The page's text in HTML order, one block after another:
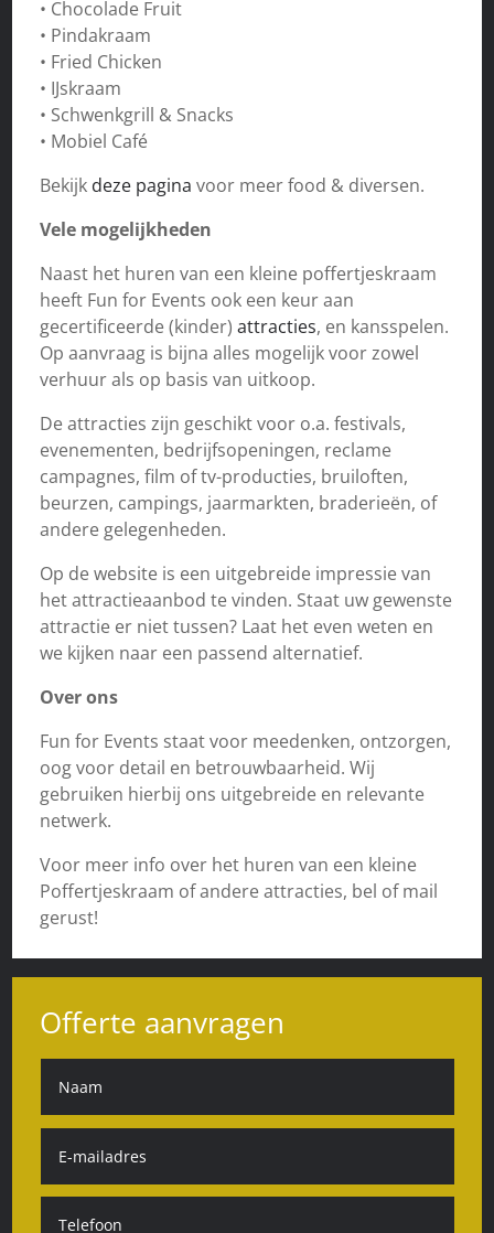
• Chocolade Fruit
• Pindakraam
• Fried Chicken
• IJskraam
• Schwenkgrill & Snacks
• Mobiel Café
Bekijk deze pagina voor meer food & diversen.
Vele mogelijkheden
Naast het huren van een kleine poffertjeskraam
heeft Fun for Events ook een keur aan
gecertificeerde (kinder)attracties, en kansspelen.
Op aanvraag is bijna alles mogelijk voor zowel
verhuur als op basis van uitkoop.
De attracties zijn geschikt voor o.a. festivals,
evenementen, bedrijfsopeningen, reclame
campagnes, film of tv-producties, bruiloften,
beurzen, campings, jaarmarkten, braderieën, of
andere gelegenheden.
Op de website is een uitgebreide impressie van
het attractieaanbod te vinden. Staat uw gewenste
attractie er niet tussen? Laat het even weten en
we kijken naar een passend alternatief.
Over ons
Fun for Events staat voor meedenken, ontzorgen,
oog voor detail en betrouwbaarheid. Wij
gebruiken hierbij ons uitgebreide en relevante
netwerk.
Voor meer info over het huren van een kleine
Poffertjeskraam of andere attracties, bel of mail
gerust!
Offerte aanvragen